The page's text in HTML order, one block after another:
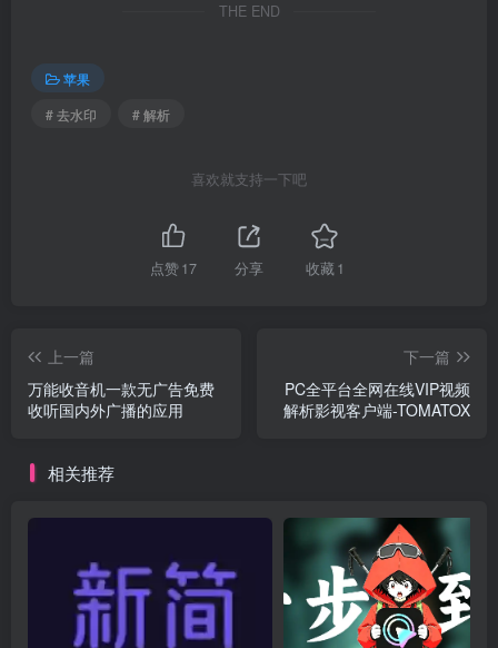
THE END
苹果
# 去水印
# 解析
喜欢就支持一下吧
点赞17 分享 收藏1
上一篇
万能收音机一款无广告免费
收听国内外广播的应用
下一篇
PC全平台全网在线VIP视频
解析影视客户端-TOMATOX
相关推荐